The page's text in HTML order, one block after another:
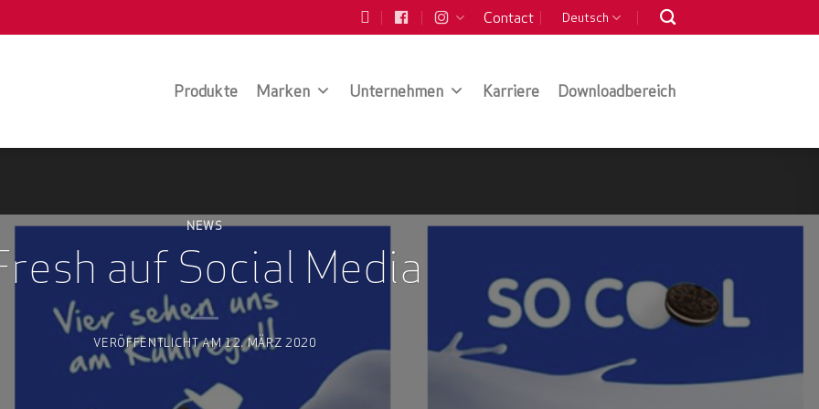
Contact Deutsch
Produkte Marken Unternehmen Karriere Downloadbereich
NEWS
auf Social Media
VERÖFFENTLICHT AM12. MÄRZ 2020